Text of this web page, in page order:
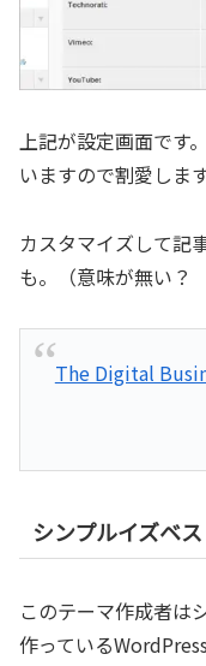
上記が設定画面です
いますので割愛します
カスタマイズして記
も。（意味が無い？
The Digital
シンプルイズベ
このテーマ作成者は
作っている